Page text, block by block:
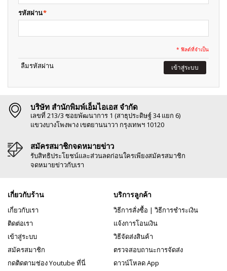
*
รหัสผ่าน
* ฟิลด์ที่จำเป็น
ลืมรหัสผ่าน เข้าสู่ระบบ
บริษัท สำนักพิมพ์เอ็มไอเอส จำกัด
เลขที่ 213/3 ซอยพัฒนาการ 1 (สาธุประดิษฐ์ 34 แยก 6)
แขวงบางโพงพาง เขตยานนาวา กรุงเทพฯ 10120
สมัครสมาชิกจดหมายข่าว
รับสิทธิประโยชน์และส่วนลดก่อนใครเพียงสมัครสมาชิก
จดหมายข่าวกับเรา
เกี่ยวกับร้าน
เกี่ยวกับเรา
ติดต่อเรา
เข้าสู่ระบบ
สมัครสมาชิก
กดติดตามช่อง Youtube ที่นี่
บริการลูกค้า
วิธีการสั่งซื้อ | วิธีการชำระเงิน
แจ้งการโอนเงิน
วิธีจัดส่งสินค้า
ตรวจสอบถานะการจัดส่ง
ดาวน์โหลด App